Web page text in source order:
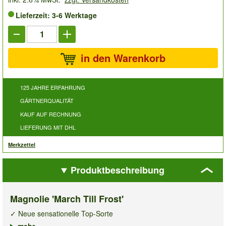
Lieferzeit: 3-6 Werktage
in den Warenkorb
125 JAHRE ERFAHRUNG
GÄRTNERQUALITÄT
KAUF AUF RECHNUNG
LIEFERUNG MIT DHL
Merkzettel
Produktbeschreibung
Magnolie 'March Till Frost'
✓ Neue sensationelle Top-Sorte